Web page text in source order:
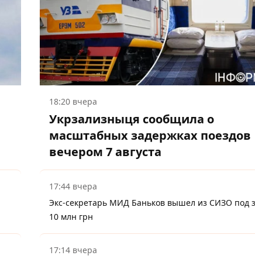
18:20 вчера
Укрзализныця сообщила о
масштабных задержках поездов
вечером 7 августа
17:44 вчера
Экс-секретарь МИД Баньков вышел из СИЗО под
10 млн грн
17:14 вчера